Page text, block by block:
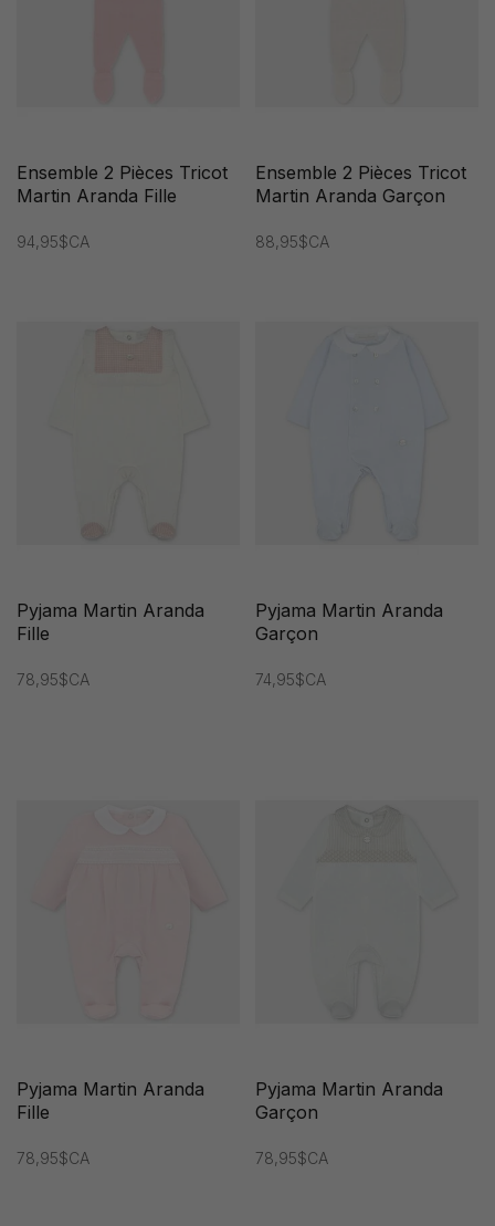
Ensemble 2 Pièces Tricot
Martin Aranda Fille
94,95$CA
Ensemble 2 Pièces Tricot
Martin Aranda Garçon
88,95$CA
Pyjama Martin Aranda
Fille
78,95$CA
Pyjama Martin Aranda
Garçon
74,95$CA
Pyjama Martin Aranda
Fille
78,95$CA
Pyjama Martin Aranda
Garçon
78,95$CA